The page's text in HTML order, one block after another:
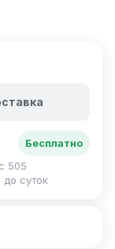
Бесплатно
505
до суток